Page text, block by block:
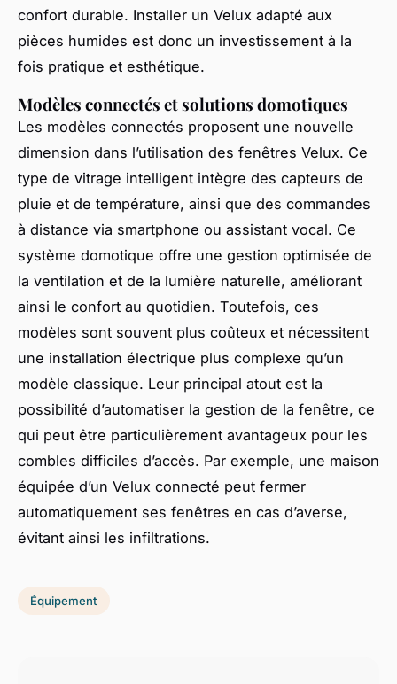
confort durable. Installer un Velux adapté aux
pièces humides est donc un investissement à la
fois pratique et esthétique.
Modèles connectés et solutions domotiques
Les modèles connectés proposent une nouvelle
dimension dans l’utilisation des fenêtres Velux. Ce
type de vitrage intelligent intègre des capteurs de
pluie et de température, ainsi que des commandes
à distance via smartphone ou assistant vocal. Ce
système domotique offre une gestion optimisée de
la ventilation et de la lumière naturelle, améliorant
ainsi le confort au quotidien. Toutefois, ces
modèles sont souvent plus coûteux et nécessitent
une installation électrique plus complexe qu’un
modèle classique. Leur principal atout est la
possibilité d’automatiser la gestion de la fenêtre, ce
qui peut être particulièrement avantageux pour les
combles difficiles d’accès. Par exemple, une maison
équipée d’un Velux connecté peut fermer
automatiquement ses fenêtres en cas d’averse,
évitant ainsi les infiltrations.
Équipement